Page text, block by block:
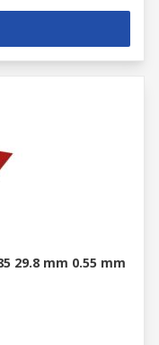
29.8 mm 0.55 mm